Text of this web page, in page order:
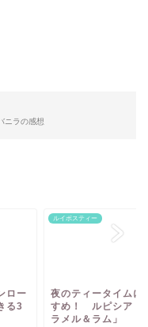
ニラの感想
ロー
る3
ルイボスティー
夜のティータイムに
すめ！ ルピシア「
ラメル＆ラム」